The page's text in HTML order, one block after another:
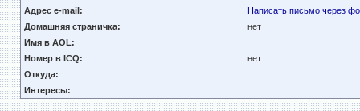
Адрес e-mail:
Написать письмо через
Домашняя страничка:
нет
Имя в AOL:
Номер в ICQ:
нет
Откуда:
Интересы: